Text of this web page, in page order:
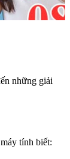
những giải
tính biết: